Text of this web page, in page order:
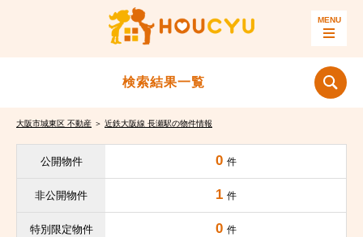
検索結果一覧
大阪市城東区 不動産 ＞ 近鉄大阪線 長瀬駅の物件情報
公開物件 0 件
非公開物件 1 件
特別限定物件 0 件